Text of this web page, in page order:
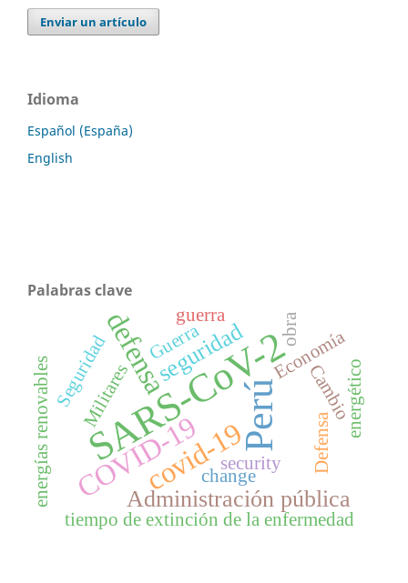
Enviar un artículo
Idioma
Español (España)
English
Palabras clave
Perú
SARS-CoV-2
COVID-19
covid-19
defensa
Administración pública
seguridad
Militares
Guerra Economía
Cambio
Seguridad
Defensa
energías renovables energético
tiempo de extinción de la enfermedad
obra
change
security
guerra